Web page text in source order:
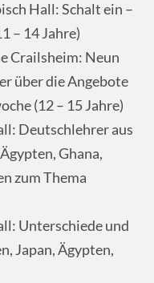
Hall: Schalt ein –
– 14 Jahre)
Crailsheim: Neun
über die Angebote
(12 – 15 Jahre)
Deutschlehrer aus
Ghana,
zum Thema
Unterschiede und
Japan, Ägypten,